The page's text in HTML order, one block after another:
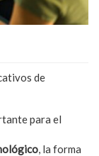
de
para el
, la forma